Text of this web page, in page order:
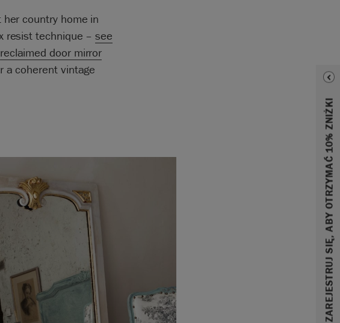
ZAREJESTRUJ SIĘ, ABY OTRZYMAĆ 10% ZNIŻKI
country home in
resist technique –see
reclaimed door mirror
a coherent vintage